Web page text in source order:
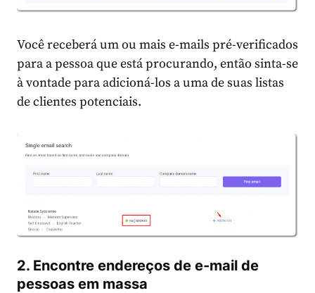
Você receberá um ou mais e-mails pré-verificados
para a pessoa que está procurando, então sinta-se
à vontade para adicioná-los a uma de suas listas
de clientes potenciais.
2. Encontre endereços de e-mail de
pessoas em massa